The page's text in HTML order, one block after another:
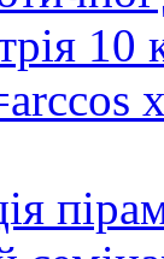
10
x